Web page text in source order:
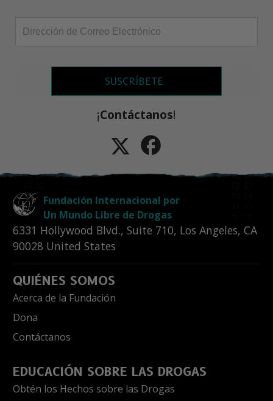
SUSCRÍBETE
¡Contáctanos!
Fundación Internacional por
Un Mundo Libre de Drogas
6331 Hollywood Blvd., Suite 710, Los Angeles, CA
90028 United States
QUIÉNES SOMOS
Acerca de la Fundación
Dona
Contáctanos
EDUCACIÓN SOBRE LAS DROGAS
Obtén los Hechos sobre las Drogas